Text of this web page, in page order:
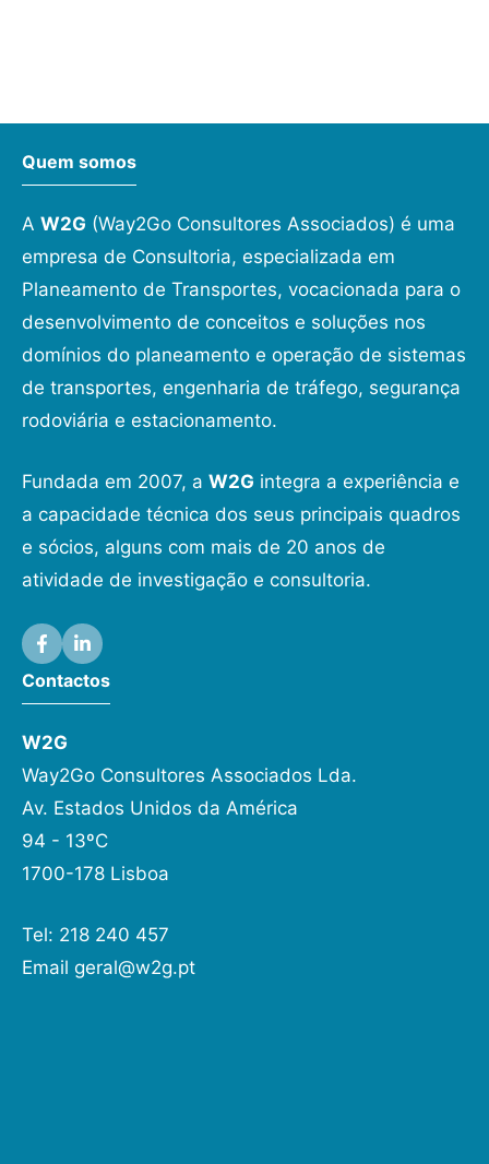
Quem somos
A W2G (Way2Go Consultores Associados) é uma
empresa de Consultoria, especializada em
Planeamento de Transportes, vocacionada para o
desenvolvimento de conceitos e soluções nos
domínios do planeamento e operação de sistemas
de transportes, engenharia de tráfego, segurança
rodoviária e estacionamento.
Fundada em 2007, a W2G integra a experiência e
a capacidade técnica dos seus principais quadros
e sócios, alguns com mais de 20 anos de
atividade de investigação e consultoria.
Contactos
W2G
Way2Go Consultores Associados Lda.
Av. Estados Unidos da América
94 - 13ºC
1700-178 Lisboa
Tel: 218 240 457
Email geral@w2g.pt